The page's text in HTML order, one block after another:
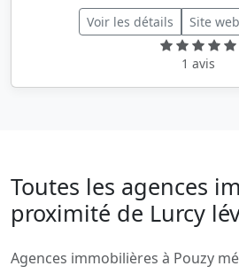
Voir les détails Site
1 avis
Toutes les agences
proximité de Lurcy
Agences immobilières à Pouzy